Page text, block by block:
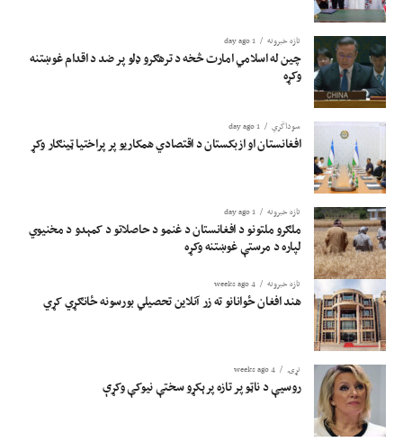
تازه خبرونه 1 day ago
چین له اسلامي امارت څخه د ترهګرو ډلو پر ضد د اقدام غوښتنه
وکړه
سوداگري 1 day ago
افغانستان او ازبکستان د اقتصادي همکاریو پر پراختیا ټینګار وکړ
تازه خبرونه 1 day ago
ملګرو ملتونو د افغانستان د غنمو د حاصلاتو د کمېدو د مخنیوي
لپاره د مرستې غوښتنه وکړه
تازه خبرونه 4 weeks ago
هند افغان ځوانانو ته زر آنلاین تحصیلي بورسونه ځانګړي کړي
نړۍ 4 weeks ago
روسیې د ناټو پر تازه پرېکړو سختې نیوکې وکړې